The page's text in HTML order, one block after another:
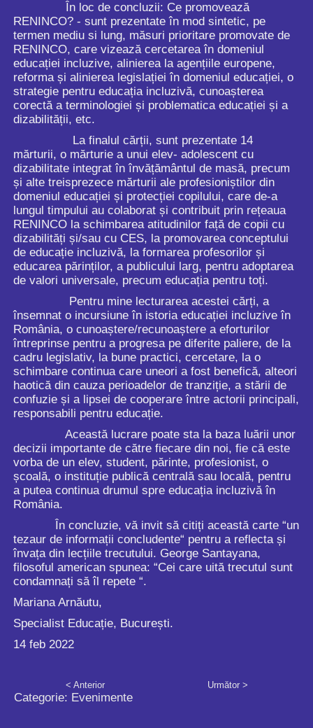
În loc de concluzii: Ce promovează
RENINCO? - sunt prezentate în mod sintetic, pe
termen mediu si lung, măsuri prioritare promovate de
RENINCO, care vizează cercetarea în domeniul
educației incluzive, alinierea la agențiile europene,
reforma și alinierea legislației în domeniul educației, o
strategie pentru educația incluzivă, cunoașterea
corectă a terminologiei și problematica educației și a
dizabilității, etc.
La finalul cărții, sunt prezentate 14
mărturii, o mărturie a unui elev- adolescent cu
dizabilitate integrat în învățământul de masă, precum
și alte treisprezece mărturii ale profesioniștilor din
domeniul educației și protecției copilului, care de-a
lungul timpului au colaborat și contribuit prin rețeaua
RENINCO la schimbarea atitudinilor față de copii cu
dizabilități și/sau cu CES, la promovarea conceptului
de educație incluzivă, la formarea profesorilor și
educarea părinților, a publicului larg, pentru adoptarea
de valori universale, precum educația pentru toți.
Pentru mine lecturarea acestei cărți, a
însemnat o incursiune în istoria educației incluzive în
România, o cunoaștere/recunoaștere a eforturilor
întreprinse pentru a progresa pe diferite paliere, de la
cadru legislativ, la bune practici, cercetare, la o
schimbare continua care uneori a fost benefică, alteori
haotică din cauza perioadelor de tranziție, a stării de
confuzie și a lipsei de cooperare între actorii principali,
responsabili pentru educație.
Această lucrare poate sta la baza luării unor
decizii importante de către fiecare din noi, fie că este
vorba de un elev, student, părinte, profesionist, o
școală, o instituție publică centrală sau locală, pentru
a putea continua drumul spre educația incluzivă în
România.
În concluzie, vă invit să citiți această carte “un
tezaur de informații concludente“ pentru a reflecta și
învața din lecțiile trecutului. George Santayana,
filosoful american spunea: “Cei care uită trecutul sunt
condamnați să îl repete “.
Mariana Arnăutu,
Specialist Educație, București.
14 feb 2022
< Anterior Următor >
Categorie: Evenimente